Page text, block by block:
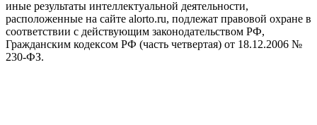
иные результаты интеллектуальной деятельности,
расположенные на сайте alorto.ru, подлежат правовой охране в
соответствии с действующим законодательством РФ,
Гражданским кодексом РФ (часть четвертая) от 18.12.2006 №
230-ФЗ.